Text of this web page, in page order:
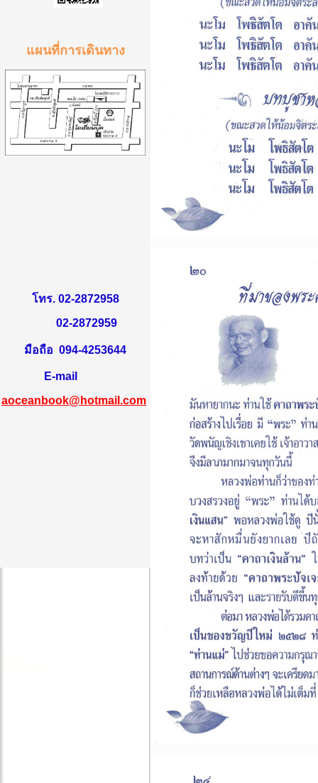
แผนที่การเดินทาง
โทร. 02-2872958
02-2872959
มือถือ 094-4253644
E-mail
aoceanbook@hotmail.com